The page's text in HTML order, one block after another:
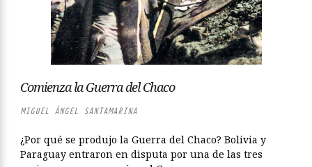
Comienza la Guerra del Chaco
MIGUEL ÁNGEL SANTAMARINA
¿Por qué se produjo la Guerra del Chaco? Bolivia y
Paraguay entraron en disputa por una de las tres